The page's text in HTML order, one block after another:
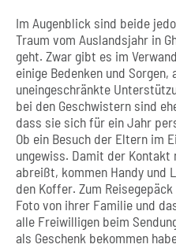
Im Augenblick sind beide
Traum vom Auslandsjahr in
geht. Zwar gibt es im
einige Bedenken und
uneingeschränkte
bei den Geschwistern sind
dass sie sich für ein Jahr
Ob ein Besuch der Eltern im
ungewiss. Damit der
abreißt, kommen Handy und
den Koffer. Zum
Foto von ihrer Familie und
alle Freiwilligen beim
als Geschenk bekommen